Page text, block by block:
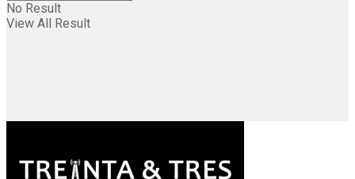
No Result
View All Result